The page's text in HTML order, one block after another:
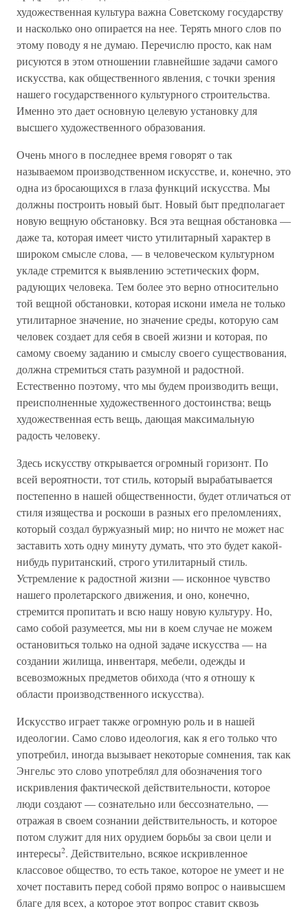
художественная культура важна Советскому государству
и насколько оно опирается на нее. Терять много слов по
этому поводу я не думаю. Перечислю просто, как нам
рисуются в этом отношении главнейшие задачи самого
искусства, как общественного явления, с точки зрения
нашего государственного культурного строительства.
Именно это дает основную целевую установку для
высшего художественного образования.
Очень много в последнее время говорят о так
называемом производственном искусстве, и, конечно, это
одна из бросающихся в глаза функций искусства. Мы
должны построить новый быт. Новый быт предполагает
новую вещную обстановку. Вся эта вещная обстановка —
даже та, которая имеет чисто утилитарный характер в
широком смысле слова, — в человеческом культурном
укладе стремится к выявлению эстетических форм,
радующих человека. Тем более это верно относительно
той вещной обстановки, которая искони имела не только
утилитарное значение, но значение среды, которую сам
человек создает для себя в своей жизни и которая, по
самому своему заданию и смыслу своего существования,
должна стремиться стать разумной и радостной.
Естественно поэтому, что мы будем производить вещи,
преисполненные художественного достоинства; вещь
художественная есть вещь, дающая максимальную
радость человеку.
Здесь искусству открывается огромный горизонт. По
всей вероятности, тот стиль, который вырабатывается
постепенно в нашей общественности, будет отличаться от
стиля изящества и роскоши в разных его преломлениях,
который создал буржуазный мир; но ничто не может нас
заставить хоть одну минуту думать, что это будет какой-
нибудь пуританский, строго утилитарный стиль.
Устремление к радостной жизни — исконное чувство
нашего пролетарского движения, и оно, конечно,
стремится пропитать и всю нашу новую культуру. Но,
само собой разумеется, мы ни в коем случае не можем
остановиться только на одной задаче искусства — на
создании жилища, инвентаря, мебели, одежды и
всевозможных предметов обихода (что я отношу к
области производственного искусства).
Искусство играет также огромную роль и в нашей
идеологии. Само слово идеология, как я его только что
употребил, иногда вызывает некоторые сомнения, так как
Энгельс это слово употреблял для обозначения того
искривления фактической действительности, которое
люди создают — сознательно или бессознательно, —
отражая в своем сознании действительность, и которое
потом служит для них орудием борьбы за свои цели и
интересы2. Действительно, всякое искривленное
классовое общество, то есть такое, которое не умеет и не
хочет поставить перед собой прямо вопрос о наивысшем
благе для всех, а которое этот вопрос ставит сквозь